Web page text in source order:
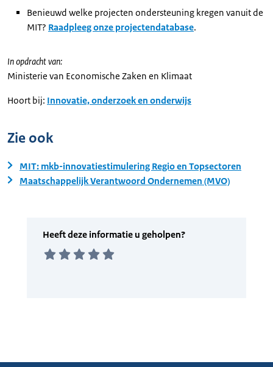
Benieuwd welke projecten ondersteuning kregen vanuit de
MIT? Raadpleeg onze projectendatabase.
In opdracht van:
Ministerie van Economische Zaken en Klimaat
Hoort bij: Innovatie, onderzoek en onderwijs
Zie ook
MIT: mkb-innovatiestimulering Regio en Topsectoren
Maatschappelijk Verantwoord Ondernemen (MVO)